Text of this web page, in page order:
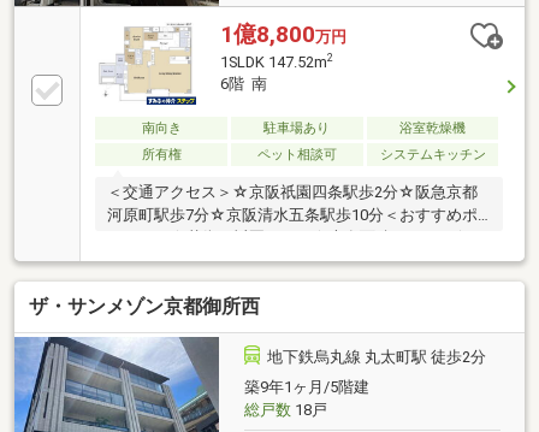
1億8,800万円
1SLDK 147.52m2
6階 南
南向き 駐車場あり
浴室乾燥機
所有権
ペット相談可 システムキッチン
＜交通アクセス＞☆京阪祇園四条駅歩2分☆阪急京都
河原町駅歩7分☆京阪清水五条駅歩10分＜おすすめポ
階、南向き☆陽当り、眺望良好＜設備・仕様＞〇シュ
ーズインクローゼット〇ウォークインクローゼット〇
床暖房〇浄水器〇浴室暖房乾燥機〇ジャグジー〇サウ
ナルーム〇洗面所2か所〇トイレ2か所＜周辺環境＞〇
京都高島屋 約570ｍ〇セブンイレブン京都東山栗橋
前店 約150ｍ〇ダイコクドラッグ祇園四条店 約280
ｍ〇京都祇園郵便局 約270ｍ〇開睛小中学校 約790
ｍ〇団栗橋公園 約140ｍ
ザ・サンメゾン京都御所西
地下鉄烏丸線 丸太町駅 徒歩2分
築9年1ヶ月/5階建
総戸数18戸